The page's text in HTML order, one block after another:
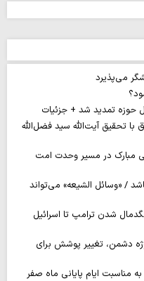
می‌پذیرد
تمدید شد + جزئیات
تحقیق آیت‌الله سید فضل‌الله
مبارک در مسیر وحدت امت
/ «وسائل الشیعه» می‌تواند
«ایکس» از اربعین ۱۴۰۵؛ از لگدمال شدن ترامپ تا اسرائیل
دشمن، تغییر پوشش برای
مناسبت ایام پایانی ماه صفر